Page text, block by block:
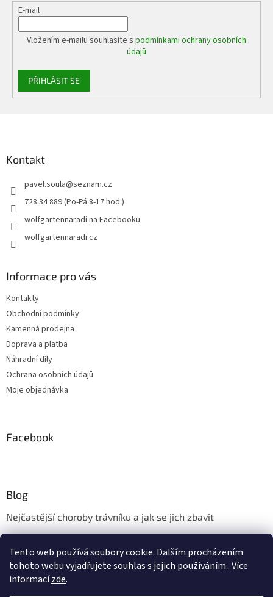
Tento web používá soubory cookie. Dalším procházením
tohoto webu vyjadřujete souhlas s jejich používáním.. Více
informacízde.
E-mail
Vložením e-mailu souhlasíte s podmínkami ochrany osobních
údajů
PŘIHLÁSIT SE
Kontakt
pavel.soula@seznam.cz
728 34 889 (Po-Pá 8-17 hod.)
wolfgartennaradi na Facebooku
wolfgartennaradi.cz
Informace pro vás
Kontakty
Obchodní podmínky
Kamenná prodejna
Doprava a platba
Náhradní díly
Ochrana osobních údajů
Moje objednávka
Facebook
Blog
Nejčastější choroby trávníku a jak se jich zbavit
Údržba trávníku v měsíci květnu